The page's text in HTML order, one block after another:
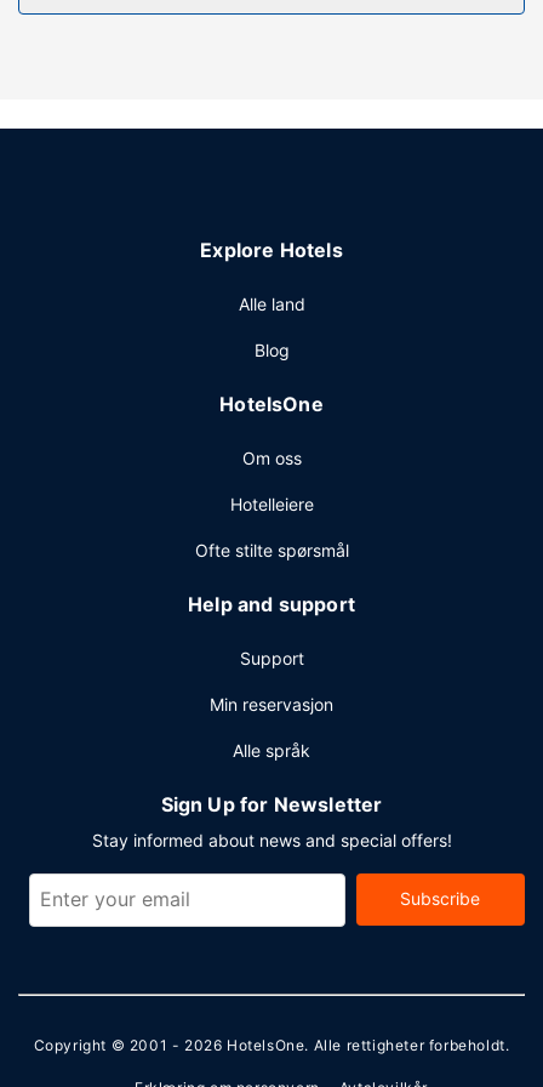
Du tilbys blant annet et kasino og wi-fi (inkludert).
Explore Hotels
Alle land
Blog
HotelsOne
Om oss
Hotelleiere
Ofte stilte spørsmål
Help and support
Support
Min reservasjon
Alle språk
Sign Up for Newsletter
Stay informed about news and special offers!
Subscribe
Copyright © 2001 - 2026 HotelsOne. Alle rettigheter forbeholdt.